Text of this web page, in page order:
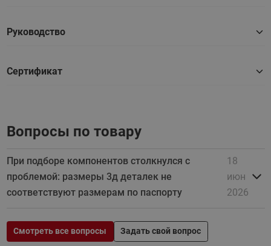
Руководство
Сертификат
Вопросы по товару
При подборе компонентов столкнулся с
проблемой: размеры 3д деталек не
соответствуют размерам по паспорту
18
июн
2026
Смотреть все вопросы Задать свой вопрос